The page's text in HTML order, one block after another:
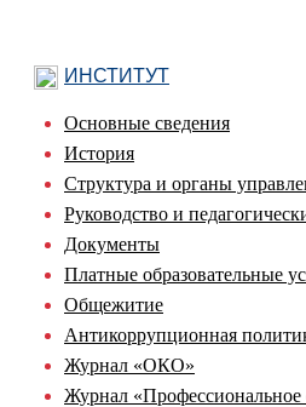
ИНСТИТУТ
Основные сведения
История
Структура и органы
Руководство и
Документы
Платные образовательные
Общежитие
Антикоррупционная
Журнал «ОКО»
Журнал «Профессиональное